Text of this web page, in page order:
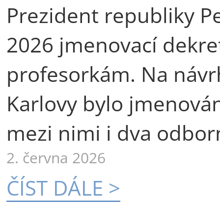
Prezident republiky
2026 jmenovací
profesorkám. Na
Karlovy bylo
mezi nimi i dva
2. června 2026
ČÍST DÁLE >